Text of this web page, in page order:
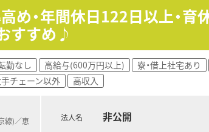
働きやすい環境が整っています。女性リーダ
協力しながら治験を進めていく会社です。1
ことができるため、負担なく仕事ができます
め・年間休日122日以上・
すすめ♪
勤なし 高給与(600万円以上) 寮・借上社宅あり
チェーン以外 高収入
線)／恵 法人名 非公開